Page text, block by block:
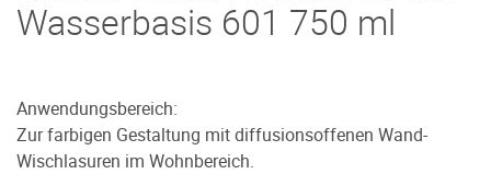
Wasserbasis 601 750 ml
Anwendungsbereich:
Zur farbigen Gestaltung mit diffusionsoffenen Wand-
Wischlasuren im Wohnbereich.